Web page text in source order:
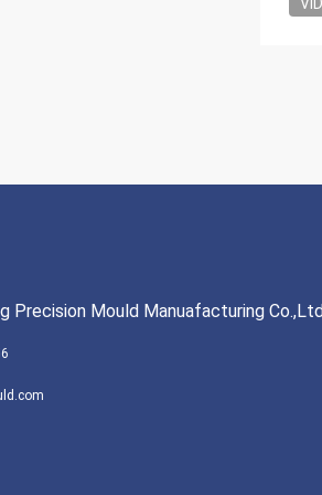
Precision Mould Manuafacturing